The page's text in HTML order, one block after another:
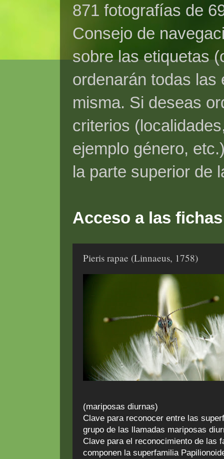
871 fotografías de
Consejo de
sobre las etiquetas
ordenarán todas las
misma. Si deseas
criterios
ejemplo género,
la parte superior de
Acceso a las
Pieris rapae (Linnaeus, 1758)
(mariposas diurnas)
Clave para reconocer entre las
grupo de las llamadas mariposas
Clave para el reconocimiento de las
componen la superfamilia